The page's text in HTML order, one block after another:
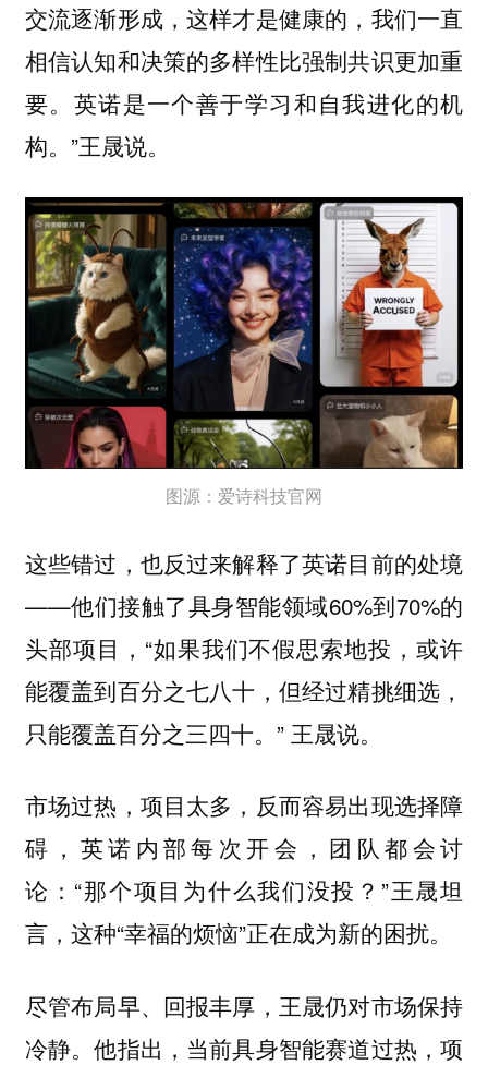
交流逐渐形成，这样才是健康的，我们一直
相信认知和决策的多样性比强制共识更加重
要。英诺是一个善于学习和自我进化的机
构。”王晟说。
图源：爱诗科技官网
这些错过，也反过来解释了英诺目前的处境
——他们接触了具身智能领域60%到70%的
头部项目，“如果我们不假思索地投，或许
能覆盖到百分之七八十，但经过精挑细选，
只能覆盖百分之三四十。” 王晟说。
市场过热，项目太多，反而容易出现选择障
碍，英诺内部每次开会，团队都会讨
论：“那个项目为什么我们没投？”王晟坦
言，这种“幸福的烦恼”正在成为新的困扰。
尽管布局早、回报丰厚，王晟仍对市场保持
冷静。他指出，当前具身智能赛道过热，项